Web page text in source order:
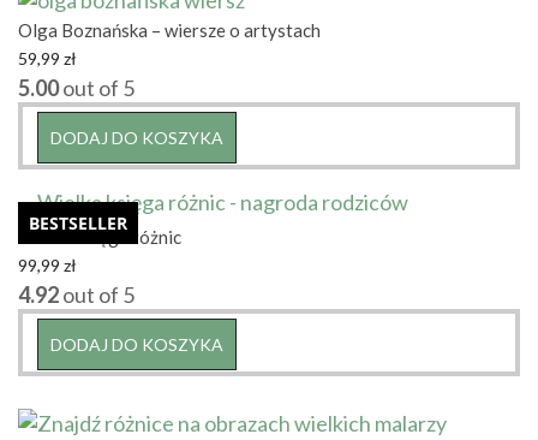
Olga Boznańska – wiersze o artystach
59,99 zł
5.00out of 5
DODAJ DO KOSZYKA
BESTSELLER
Wielka księga różnic
99,99 zł
4.92out of 5
DODAJ DO KOSZYKA